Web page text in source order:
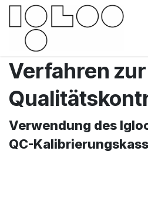
Zum Inhalt springen
Verfahren zur
Verwendung des
QC-